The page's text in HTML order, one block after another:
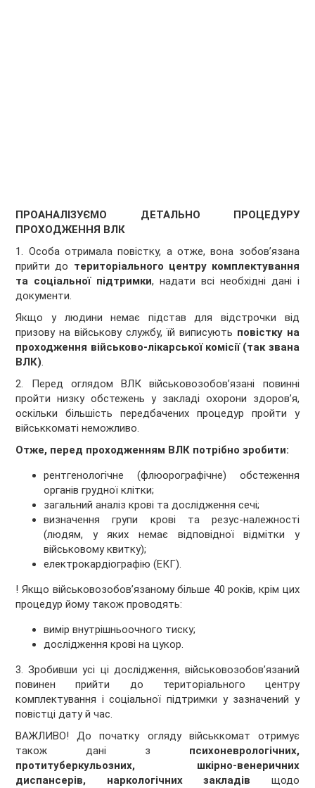
ПРОАНАЛІЗУЄМО ДЕТАЛЬНО ПРОЦЕДУРУ
ПРОХОДЖЕННЯ ВЛК
1. Особа отримала повістку, а отже, вона зобов’язана
прийти до територіального центру комплектування
та соціальної підтримки, надати всі необхідні дані і
документи.
Якщо у людини немає підстав для відстрочки від
призову на військову службу, їй виписують повістку на
проходження військово-лікарської комісії (так звана
ВЛК).
2. Перед оглядом ВЛК військовозобов’язані повинні
пройти низку обстежень у закладі охорони здоров’я,
оскільки більшість передбачених процедур пройти у
військкоматі неможливо.
Отже, перед проходженням ВЛК потрібно зробити:
рентгенологічне (флюорографічне) обстеження
органів грудної клітки;
загальний аналіз крові та дослідження сечі;
визначення групи крові та резус-належності
(людям, у яких немає відповідної відмітки у
військовому квитку);
електрокардіографію (ЕКГ).
! Якщо військовозобов’язаному більше 40 років, крім цих
процедур йому також проводять:
вимір внутрішньоочного тиску;
дослідження крові на цукор.
3. Зробивши усі ці дослідження, військовозобов’язаний
повинен прийти до територіального центру
комплектування і соціальної підтримки у зазначений у
повістці дату й час.
ВАЖЛИВО! До початку огляду військкомат отримує
також дані з психоневрологічних,
протитуберкульозних, шкірно-венеричних
диспансерів, наркологічних закладів щодо